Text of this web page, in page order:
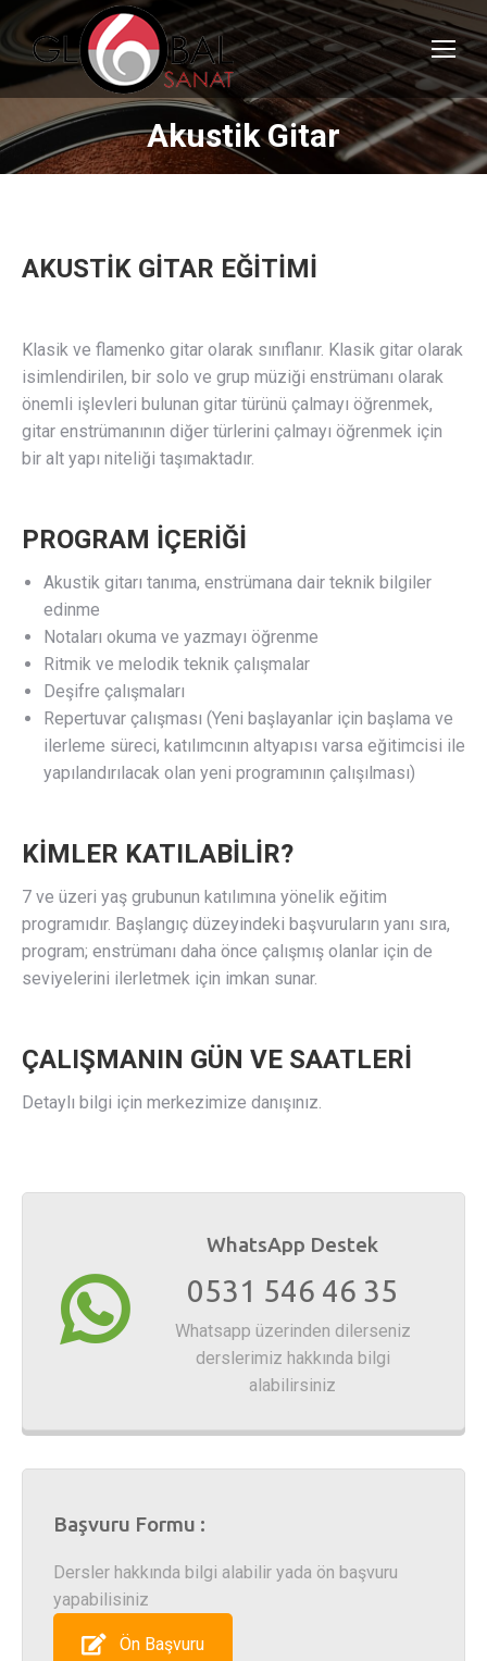
Akustik Gitar
AKUSTİK GİTAR EĞİTİMİ
Klasik ve flamenko gitar olarak sınıflanır. Klasik gitar olarak
isimlendirilen, bir solo ve grup müziği enstrümanı olarak
önemli işlevleri bulunan gitar türünü çalmayı öğrenmek,
gitar enstrümanının diğer türlerini çalmayı öğrenmek için
bir alt yapı niteliği taşımaktadır.
PROGRAM İÇERİĞİ
Akustik gitarı tanıma, enstrümana dair teknik bilgiler
edinme
Notaları okuma ve yazmayı öğrenme
Ritmik ve melodik teknik çalışmalar
Deşifre çalışmaları
Repertuvar çalışması (Yeni başlayanlar için başlama ve
ilerleme süreci, katılımcının altyapısı varsa eğitimcisi ile
yapılandırılacak olan yeni programının çalışılması)
KİMLER KATILABİLİR?
7 ve üzeri yaş grubunun katılımına yönelik eğitim
programıdır. Başlangıç düzeyindeki başvuruların yanı sıra,
program; enstrümanı daha önce çalışmış olanlar için de
seviyelerini ilerletmek için imkan sunar.
ÇALIŞMANIN GÜN VE SAATLERİ
Detaylı bilgi için merkezimize danışınız.
WhatsApp Destek
0531 546 46 35
Whatsapp üzerinden dilerseniz
derslerimiz hakkında bilgi
alabilirsiniz
Başvuru Formu :
Dersler hakkında bilgi alabilir yada ön başvuru
yapabilisiniz
Ön Başvuru